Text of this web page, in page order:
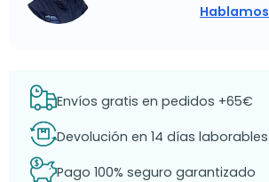
Hablamos
Envíos gratis en pedidos +65€
Devolución en 14 días laborables
Pago 100% seguro garantizado